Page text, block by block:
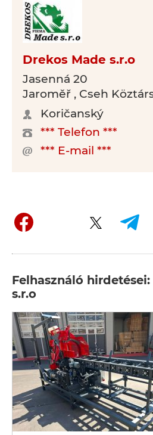
Drekos Made s.r.o
Jasenná 20
Jaroměř , Cseh
Koričanský
*** Telefon ***
*** E-mail ***
Felhasználó
s.r.o